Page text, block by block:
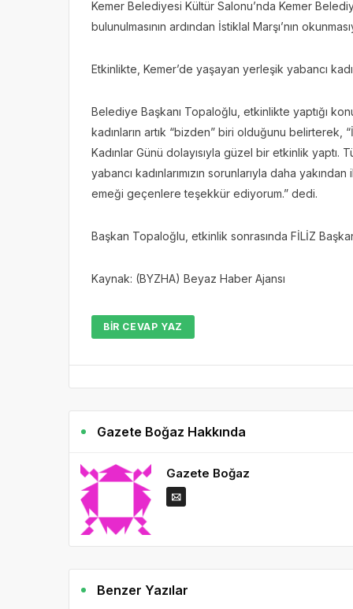
Kemer Belediyesi Kültür Salonu’nda Kemer
bulunulmasının ardından İstiklal Marşı’nın
Etkinlikte, Kemer’de yaşayan yerleşik yabancı
Belediye Başkanı Topaloğlu, etkinlikte yaptığı
kadınların artık “bizden” biri olduğunu belirterek,
Kadınlar Günü dolayısıyla güzel bir etkinlik yaptı.
yabancı kadınlarımızın sorunlarıyla daha
emeği geçenlere teşekkür ediyorum.” dedi.
Başkan Topaloğlu, etkinlik sonrasında FİLİZ
Kaynak: (BYZHA) Beyaz Haber Ajansı
BIR CEVAP YAZ
Gazete Boğaz Hakkında
Gazete Boğaz
Benzer Yazılar